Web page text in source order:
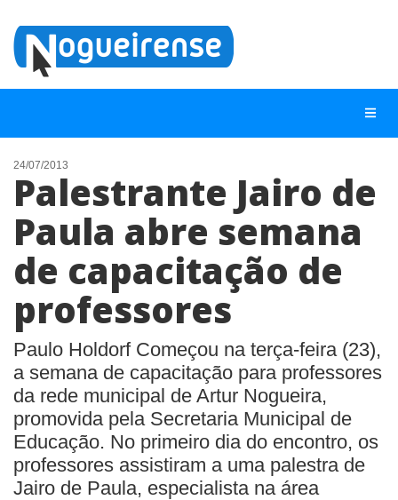
NOTÍCIAS
LISTA DIGITAL
TELEFONES ÚTEIS
CONTATO
ANUNCIE
BUSCAR
24/07/2013
Palestrante Jairo de
Paula abre semana
de capacitação de
professores
Paulo Holdorf Começou na terça-feira (23),
a semana de capacitação para professores
da rede municipal de Artur Nogueira,
promovida pela Secretaria Municipal de
Educação. No primeiro dia do encontro, os
professores assistiram a uma palestra de
Jairo de Paula, especialista na área